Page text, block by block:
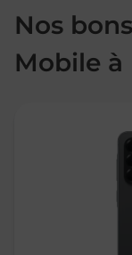
Nos
Mobile à